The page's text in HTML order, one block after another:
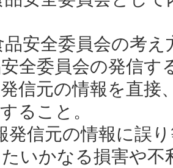
全委員会の考え
全委員会の発信す
信元の情報を直接
ること。
信元の情報に誤
いかなる損害や